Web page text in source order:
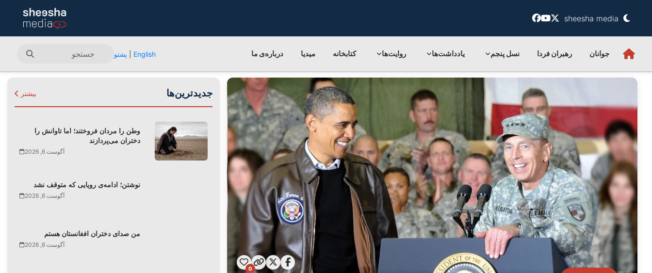
sheesha media
جوانان رهبران فردا نسل پنجم یادداشت‌ها روایت‌ها کتابخانه میدیا درباره‌ی‌ ما English پشتو
0
جدیدترین‌ها بیشتر
وطن را مردان فروختند؛ اما تاوانش را
دختران می‌پردازند
آگوست 6, 2026
نوشتن؛ ادامه‌ی رویایی که متوقف نشد
آگوست 6, 2026
من صدای دختران افغانستان هستم
آگوست 6, 2026